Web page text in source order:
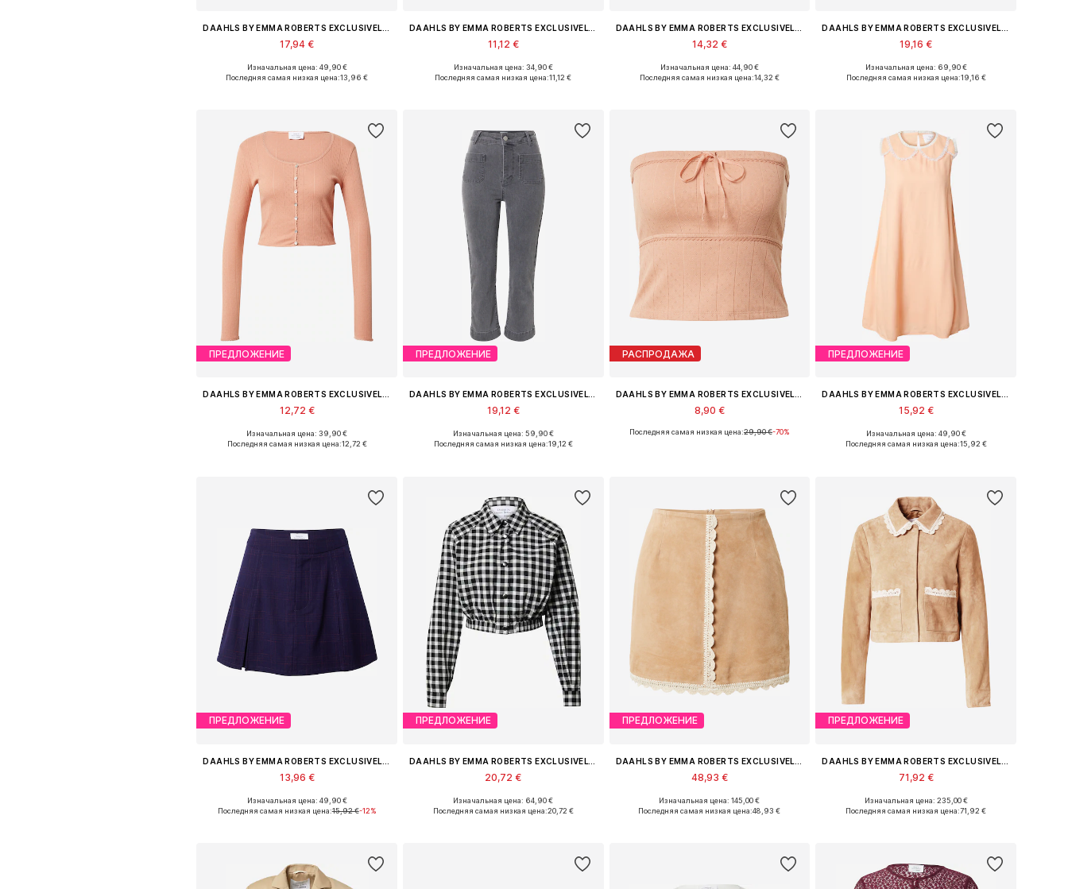
17,94 €
Доступные размеры: XS, S, M, L, XL, XXL
Изначальная цена: 49,90 €
Последняя самая низкая цена:13,96 €
11,12 €
Доступные размеры: XS, S, M, L, XL, XXL
Изначальная цена: 34,90 €
Последняя самая низкая цена:11,12 €
14,32 €
Доступные размеры: 34, 36, 38, 40, 42, 44
Изначальная цена: 44,90 €
Последняя самая низкая цена:14,32 €
19,16 €
Доступные размеры: 34, 36, 38, 40, 42
Изначальная цена: 69,90 €
Последняя самая низкая цена:19,16 €
ПРЕДЛОЖЕНИЕ
12,72 €
Доступные размеры: XS, M, L, XL, XXL
Изначальная цена: 39,90 €
Последняя самая низкая цена:12,72 €
ПРЕДЛОЖЕНИЕ
19,12 €
Изначальная цена: 59,90 €
Последняя самая низкая цена:19,12 €
РАСПРОДАЖА
8,90 €
Доступные размеры: XS, S, M, L, XL, XXL
Последняя самая низкая цена:29,90 €-70%
ПРЕДЛОЖЕНИЕ
15,92 €
Доступные размеры: 34, 36, 38, 40, 42
Изначальная цена: 49,90 €
Последняя самая низкая цена:15,92 €
ПРЕДЛОЖЕНИЕ
13,96 €
Доступные размеры: 34, 36, 38, 40, 42
Изначальная цена: 49,90 €
Последняя самая низкая цена:15,92 €-12%
ПРЕДЛОЖЕНИЕ
20,72 €
Доступные размеры: XS, S, M, L, XL, XXL
Изначальная цена: 64,90 €
Последняя самая низкая цена:20,72 €
ПРЕДЛОЖЕНИЕ
48,93 €
Доступные размеры: 36, 38, 40
Изначальная цена: 145,00 €
Последняя самая низкая цена:48,93 €
ПРЕДЛОЖЕНИЕ
71,92 €
Доступные размеры: XS, S, M, L, XL
Изначальная цена: 235,00 €
Последняя самая низкая цена:71,92 €